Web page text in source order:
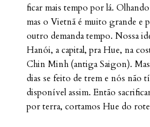
ficar mais tempo por lá.
mas o Vietnã é muito grande e
outro demanda tempo. Nossa
Hanói, a capital, pra Hue, na
Chin Minh (antiga Saigon).
dias se feito de trem e nós não
disponível assim. Então
por terra, cortamos Hue do